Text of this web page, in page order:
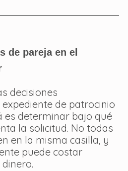
de pareja en el
decisiones
de patrocinio
es determinar bajo qué
la solicitud. No todas
en la misma casilla, y
puede costar